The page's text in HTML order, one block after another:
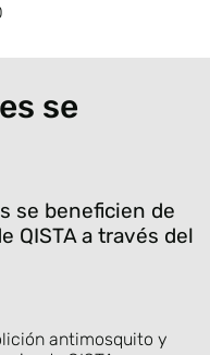
se
se beneficien de
QISTA a través del
antimosquito y